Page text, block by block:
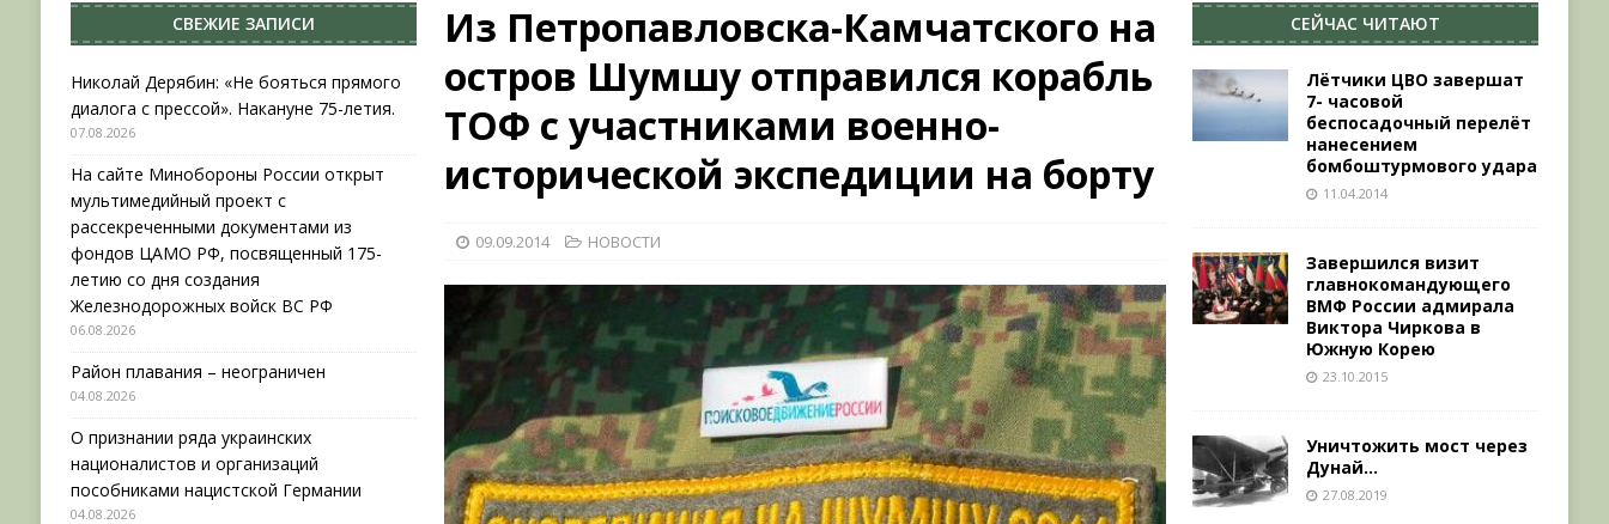
[ 04.08.2026 ] Район плавания – неограничен
КРАСНАЯ ЗВЕЗДА
[ 04.08.2026 ]
О признании ряда украинских националистов и организаций пособниками нацистской Германии
НОВОСТИ
[ 31.07.2026 ] АВГУСТ В ВОЕННОЙ ИСТОРИИ (2026)
ВОЕННО-ИСТОРИЧЕСКИЙ ЖУРНАЛ
[ 07.08.2026 ]
Николай Дерябин: «Не бояться прямого диалога с прессой». Накануне 75-летия. НОВОСТИ
Из Петропавловска-Камчатского на
остров Шумшу отправился корабль
ТОФ с участниками военно-
исторической экспедиции на борту
09.09.2014 НОВОСТИ
СВЕЖИЕ ЗАПИСИ
Николай Дерябин: «Не бояться прямого
диалога с прессой». Накануне 75-летия.
07.08.2026
На сайте Минобороны России открыт
мультимедийный проект с
рассекреченными документами из
фондов ЦАМО РФ, посвященный 175-
летию со дня создания
Железнодорожных войск ВС РФ
06.08.2026
Район плавания – неограничен
04.08.2026
О признании ряда украинских
националистов и организаций
пособниками нацистской Германии
04.08.2026
СЕЙЧАС ЧИТАЮТ
Лётчики ЦВО завершат
7- часовой
беспосадочный перелёт
нанесением
бомбоштурмового удара
11.04.2014
Завершился визит
главнокомандующего
ВМФ России адмирала
Виктора Чиркова в
Южную Корею
23.10.2015
Уничтожить мост через
Дунай…
27.08.2019